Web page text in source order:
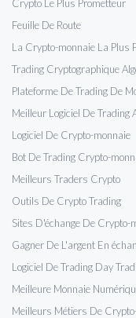
Crypto Le Plus Prometteur
Feuille De Route
La Crypto-monnaie La Plus
Trading Cryptographique
Plateforme De Trading De
Meilleur Logiciel De Trading
Logiciel De Crypto-monnaie
Bot De Trading Crypto-
Meilleurs Traders Crypto
Outils De Crypto Trading
Sites D'échange De Crypto-
Gagner De L'argent En
Logiciel De Trading Day
Meilleure Monnaie
Meilleurs Métiers De